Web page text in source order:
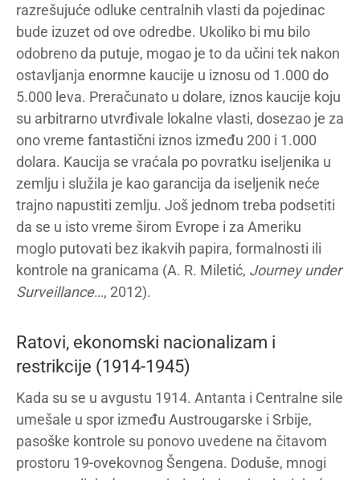
razrešujuće odluke centralnih vlasti da pojedinac
bude izuzet od ove odredbe. Ukoliko bi mu bilo
odobreno da putuje, mogao je to da učini tek nakon
ostavljanja enormne kaucije u iznosu od 1.000 do
5.000 leva. Preračunato u dolare, iznos kaucije koju
su arbitrarno utvrđivale lokalne vlasti, dosezao je za
ono vreme fantastični iznos između 200 i 1.000
dolara. Kaucija se vraćala po povratku iseljenika u
zemlju i služila je kao garancija da iseljenik neće
trajno napustiti zemlju. Još jednom treba podsetiti
da se u isto vreme širom Evrope i za Ameriku
moglo putovati bez ikakvih papira, formalnosti ili
kontrole na granicama (A. R. Miletić, Journey under
Surveillance…, 2012).
Ratovi, ekonomski nacionalizam i
restrikcije (1914-1945)
Kada su se u avgustu 1914. Antanta i Centralne sile
umešale u spor između Austrougarske i Srbije,
pasoške kontrole su ponovo uvedene na čitavom
prostoru 19-ovekovnog Šengena. Doduše, mnogi